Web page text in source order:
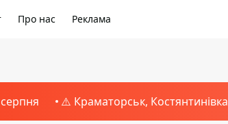
Про нас Реклама
⚠️ Краматорськ, Костянтинівка